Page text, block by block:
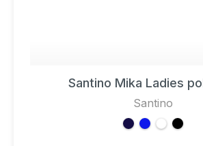
Santino Mika Ladies
Santino